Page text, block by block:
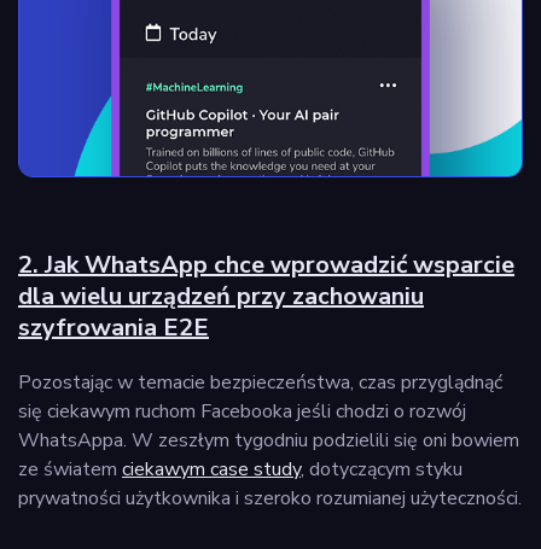
2. Jak WhatsApp chce wprowadzić wsparcie
dla wielu urządzeń przy zachowaniu
szyfrowania E2E
Pozostając w temacie bezpieczeństwa, czas przyglądnąć
się ciekawym ruchom Facebooka jeśli chodzi o rozwój
WhatsAppa. W zeszłym tygodniu podzielili się oni bowiem
ze światem ciekawym case study, dotyczącym styku
prywatności użytkownika i szeroko rozumianej użyteczności.